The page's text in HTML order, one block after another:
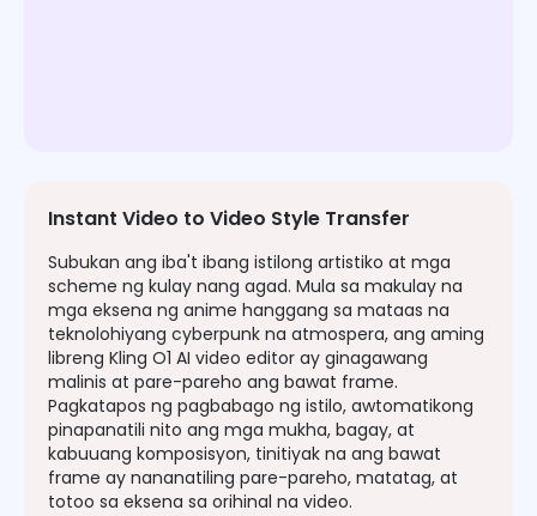
Instant Video to Video Style Transfer
Subukan ang iba't ibang istilong artistiko at mga
scheme ng kulay nang agad. Mula sa makulay na
mga eksena ng anime hanggang sa mataas na
teknolohiyang cyberpunk na atmospera, ang aming
libreng Kling O1 AI video editor ay ginagawang
malinis at pare-pareho ang bawat frame.
Pagkatapos ng pagbabago ng istilo, awtomatikong
pinapanatili nito ang mga mukha, bagay, at
kabuuang komposisyon, tinitiyak na ang bawat
frame ay nananatiling pare-pareho, matatag, at
totoo sa eksena sa orihinal na video.